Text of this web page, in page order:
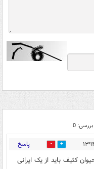
بررسی: 0
0 پاسخ
کثیف باید از یک ایرانی